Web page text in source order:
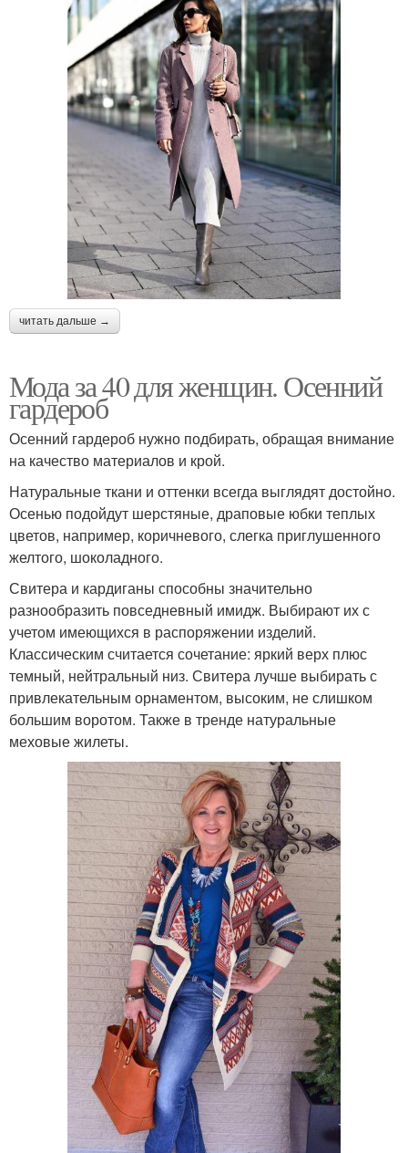
читать дальше →
Мода за 40 для женщин. Осенний
гардероб
Осенний гардероб нужно подбирать, обращая внимание
на качество материалов и крой.
Натуральные ткани и оттенки всегда выглядят достойно.
Осенью подойдут шерстяные, драповые юбки теплых
цветов, например, коричневого, слегка приглушенного
желтого, шоколадного.
Свитера и кардиганы способны значительно
разнообразить повседневный имидж. Выбирают их с
учетом имеющихся в распоряжении изделий.
Классическим считается сочетание: яркий верх плюс
темный, нейтральный низ. Свитера лучше выбирать с
привлекательным орнаментом, высоким, не слишком
большим воротом. Также в тренде натуральные
меховые жилеты.